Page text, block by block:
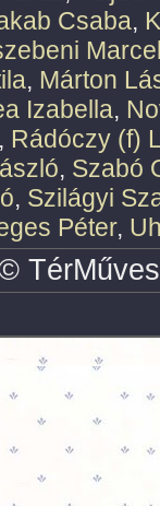
Csaba,
, Márton
Izabella,
Rádóczy (f)
, Szabó
, Szilágyi
Péter,